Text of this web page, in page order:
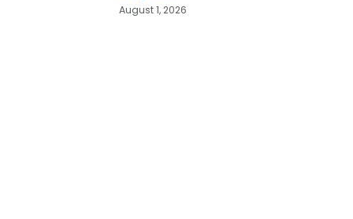
August 1, 2026